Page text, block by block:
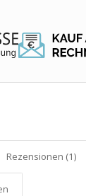
Rezensionen (1)